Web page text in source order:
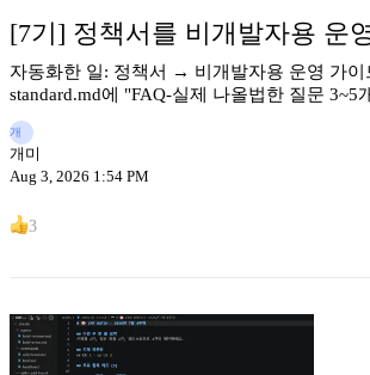
[7기] 정책서를 비개발자용 운
자동화한 일: 정책서 → 비개발자용 운영 가이
standard.md에 "FAQ-실제 나올법한 질문 3~5
개
개미
Aug 3, 2026 1:54 PM
3